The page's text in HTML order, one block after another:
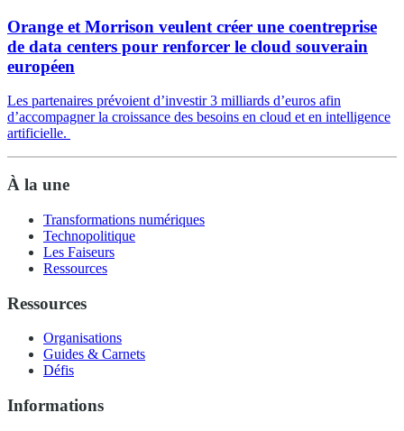
Orange et Morrison veulent créer une coentreprise
de data centers pour renforcer le cloud souverain
européen
Les partenaires prévoient d’investir 3 milliards d’euros afin
d’accompagner la croissance des besoins en cloud et en intelligence
artificielle.
À la une
Transformations numériques
Technopolitique
Les Faiseurs
Ressources
Ressources
Organisations
Guides & Carnets
Défis
Informations